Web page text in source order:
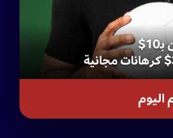
المميزة من راحة منزلك
اليوم